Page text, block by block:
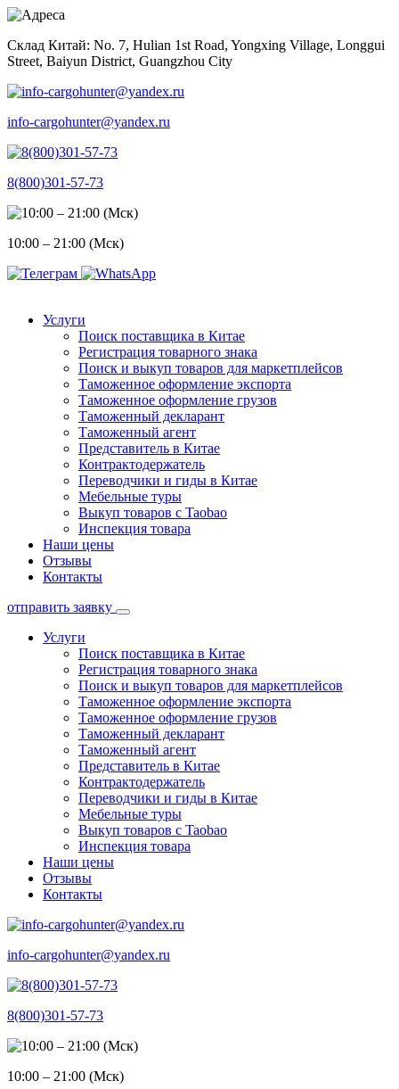
Skip
content
Склад Китай: No. 7, Hulian 1st Road, Yongxing Village, Longgui
Street, Baiyun District, Guangzhou City
info-cargohunter@yandex.ru
8(800)301-57-73
10:00 – 21:00 (Мск)
Услуги
Поиск поставщика в Китае
Регистрация товарного знака
Поиск и выкуп товаров для маркетплейсов
Таможенное оформление экспорта
Таможенное оформление грузов
Таможенный декларант
Таможенный агент
Представитель в Китае
Контрактодержатель
Переводчики и гиды в Китае
Мебельные туры
Выкуп товаров с Taobao
Инспекция товара
Наши цены
Отзывы
Контакты
отправить заявку
Услуги
Поиск поставщика в Китае
Регистрация товарного знака
Поиск и выкуп товаров для маркетплейсов
Таможенное оформление экспорта
Таможенное оформление грузов
Таможенный декларант
Таможенный агент
Представитель в Китае
Контрактодержатель
Переводчики и гиды в Китае
Мебельные туры
Выкуп товаров с Taobao
Инспекция товара
Наши цены
Отзывы
Контакты
info-cargohunter@yandex.ru
8(800)301-57-73
10:00 – 21:00 (Мск)